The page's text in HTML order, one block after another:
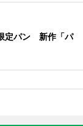
定パン 新作「パ